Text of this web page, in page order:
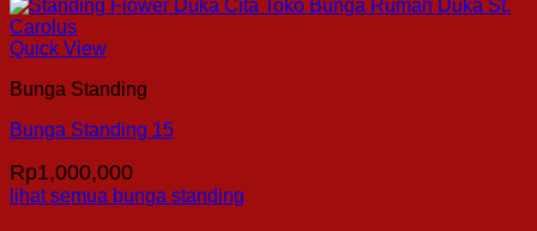
Quick View
Bunga Standing
Bunga Standing 15
Rp1,000,000
lihat semua bunga standing